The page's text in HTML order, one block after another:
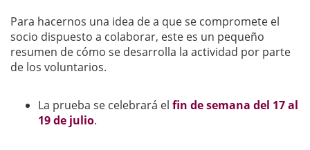
Para hacernos una idea de a que se compromete el
socio dispuesto a colaborar, este es un pequeño
resumen de cómo se desarrolla la actividad por parte
de los voluntarios.
La prueba se celebrará el fin de semana del 17 al
19 de julio.